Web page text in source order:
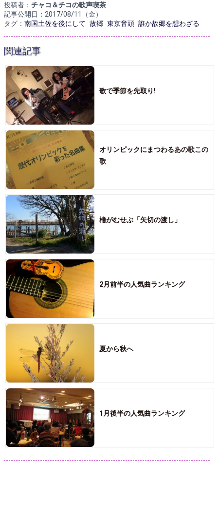
投稿者： チャコ＆チコの歌声喫茶
記事公開日：2017/08/11（金）
タグ： 南国土佐を後にして 故郷 東京音頭 誰か故郷を想わざる
関連記事
歌で季節を先取り!
オリンピックにまつわるあの歌この
歌
櫓がむせぶ「矢切の渡し」
2月前半の人気曲ランキング
夏から秋へ
1月後半の人気曲ランキング